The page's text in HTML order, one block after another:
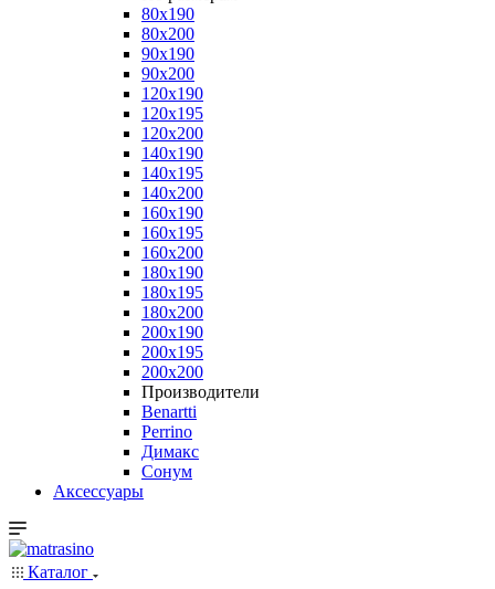
80x190
80x200
90x190
90x200
120x190
120x195
120x200
140x190
140x195
140x200
160x190
160x195
160x200
180x190
180x195
180x200
200x190
200x195
200x200
Производители
Benartti
Perrino
Димакс
Сонум
Аксессуары
Каталог